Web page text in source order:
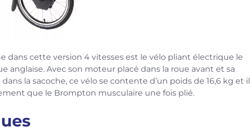
dans cette version 4 vitesses est le vélo pliant électrique le
anglaise. Avec son moteur placé dans la roue avant et sa
la sacoche, ce vélo se contente d’un poids de 16,6 kg et il
que le Brompton musculaire une fois plié.